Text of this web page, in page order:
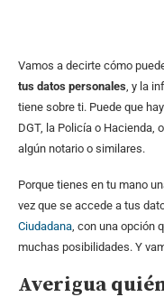
Vamos a decirte cómo
tus datos personales , y la
tiene sobre ti. Puede que
DGT, la Policía o Hacienda,
algún notario o similares.
Porque tienes en tu mano
vez que se accede a tus
Ciudadana , con una opción
muchas posibilidades. Y
Averigua